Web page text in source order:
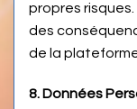
propres
des
de la
8. Données